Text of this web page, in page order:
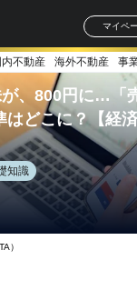
マイペ
内不動産 海外不動産 事
、800円に…「
はどこに？【経
知識
）